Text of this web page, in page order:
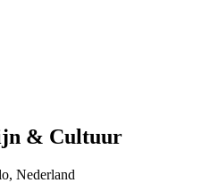
& Cultuur
Nederland